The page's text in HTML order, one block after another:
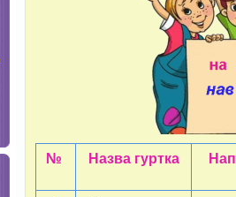
№ Назва гуртка